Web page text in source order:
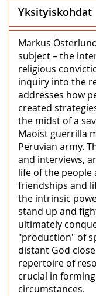
Yksityiskohdat
Markus
subject – the
religious
inquiry into the
addresses how
created
the midst of a
Maoist guerrilla
Peruvian army.
and interviews,
life of the
friendships and
the intrinsic
stand up and
ultimately
"production" of
distant God
repertoire of
crucial in
circumstances.